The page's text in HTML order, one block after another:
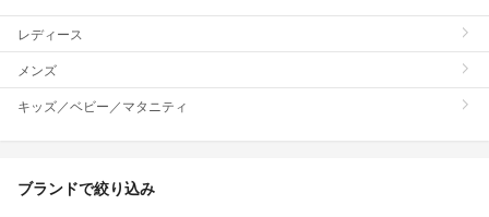
レディース
メンズ
キッズ／ベビー／マタニティ
ブランドで絞り込み